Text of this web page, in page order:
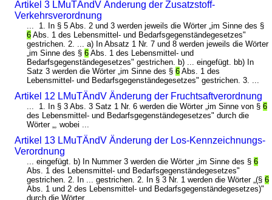
Artikel 3 LMuTÄndV Änderung der Zusatzstoff-
Verkehrsverordnung
... 1. In § 5 Abs. 2 und 3 werden jeweils die Wörter „im Sinne des §
6 Abs. 1 des Lebensmittel- und Bedarfsgegenständegesetzes"
gestrichen. 2. ... a) In Absatz 1 Nr. 7 und 8 werden jeweils die Wörter
„im Sinne des §6 Abs. 1 des Lebensmittel- und
Bedarfsgegenständegesetzes" gestrichen. b) ... eingefügt. bb) In
Satz 3 werden die Wörter „im Sinne des §6 Abs. 1 des
Lebensmittel- und Bedarfsgegenständegesetzes" gestrichen. 3. ...
Artikel 12 LMuTÄndV Änderung der Fruchtsaftverordnung
... 1. In § 3 Abs. 3 Satz 1 Nr. 6 werden die Wörter „im Sinne von §6
des Lebensmittel- und Bedarfsgegenständegesetzes" durch die
Wörter „, wobei ...
Artikel 13 LMuTÄndV Änderung der Los-Kennzeichnungs-
Verordnung
... eingefügt. b) In Nummer 3 werden die Wörter „im Sinne des §6
Abs. 1 des Lebensmittel- und Bedarfsgegenständegesetzes"
gestrichen. 2. In ... gestrichen. 2. In § 3 Nr. 1 werden die Wörter „(§6
Abs. 1 und 2 des Lebensmittel- und Bedarfsgegenständegesetzes)"
durch die Wörter ...